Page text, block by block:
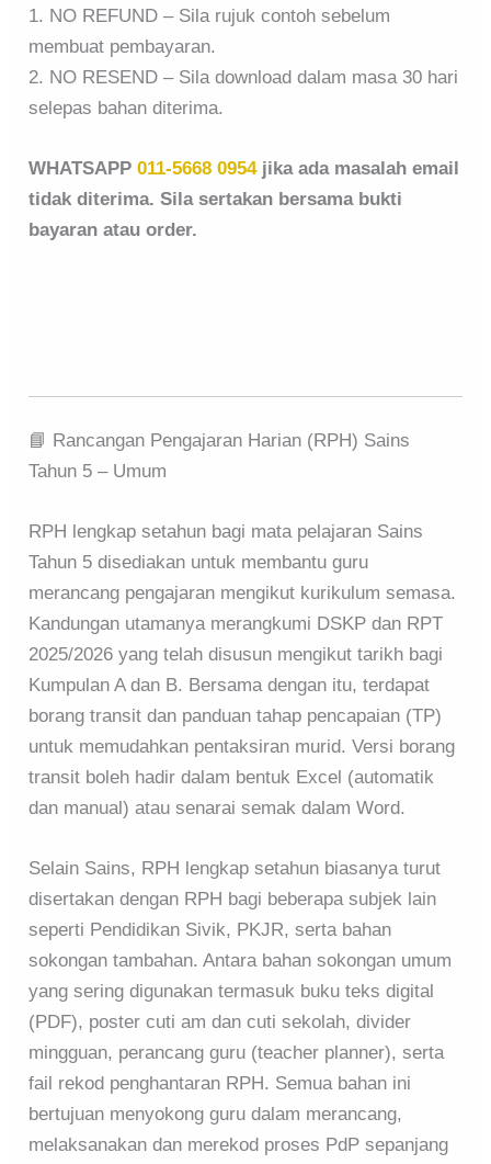
1. NO REFUND – Sila rujuk contoh sebelum
membuat pembayaran.
2. NO RESEND – Sila download dalam masa 30 hari
selepas bahan diterima.
WHATSAPP011-5668 0954jika ada masalah email
tidak diterima. Sila sertakan bersama bukti
bayaran atau order.
📘 Rancangan Pengajaran Harian (RPH) Sains
Tahun 5 – Umum
RPH lengkap setahun bagi mata pelajaran Sains
Tahun 5 disediakan untuk membantu guru
merancang pengajaran mengikut kurikulum semasa.
Kandungan utamanya merangkumi DSKP dan RPT
2025/2026 yang telah disusun mengikut tarikh bagi
Kumpulan A dan B. Bersama dengan itu, terdapat
borang transit dan panduan tahap pencapaian (TP)
untuk memudahkan pentaksiran murid. Versi borang
transit boleh hadir dalam bentuk Excel (automatik
dan manual) atau senarai semak dalam Word.
Selain Sains, RPH lengkap setahun biasanya turut
disertakan dengan RPH bagi beberapa subjek lain
seperti Pendidikan Sivik, PKJR, serta bahan
sokongan tambahan. Antara bahan sokongan umum
yang sering digunakan termasuk buku teks digital
(PDF), poster cuti am dan cuti sekolah, divider
mingguan, perancang guru (teacher planner), serta
fail rekod penghantaran RPH. Semua bahan ini
bertujuan menyokong guru dalam merancang,
melaksanakan dan merekod proses PdP sepanjang